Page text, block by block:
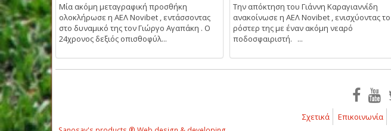
Μία ακόμη μεταγραφική προσθήκη
ολοκλήρωσε η ΑΕΛ Novibet , εντάσσοντας
στο δυναμικό της τον Γιώργο Αγαπάκη . Ο
24χρονος δεξιός οπισθοφύλ...
Την απόκτηση του Γιάννη Καραγιαννίδη
ανακοίνωσε η ΑΕΛ Novibet , ενισχύοντας το
ρόστερ της με έναν ακόμη νεαρό
ποδοσφαιριστή. ...
Σχετικά Επικοινωνία